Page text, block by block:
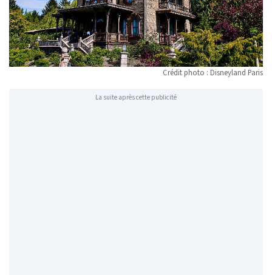
Crédit photo : Disneyland Paris
La suite après cette publicité